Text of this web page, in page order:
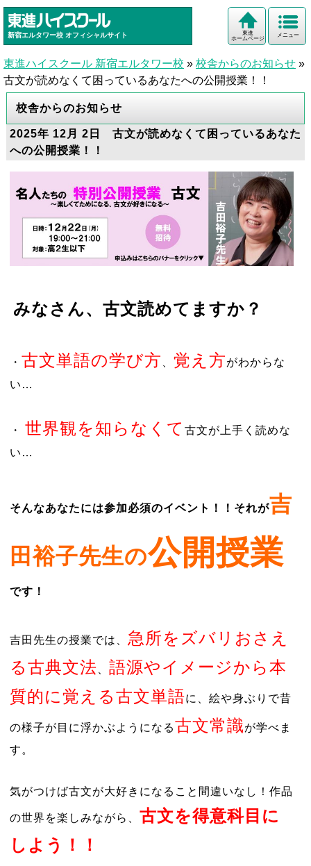
新宿エルタワー校 オフィシャルサイト メニュー
東進
ホームページ
東進ハイスクール 新宿エルタワー校 » 校舎からのお知らせ »
古文が読めなくて困っているあなたへの公開授業！！
校舎からのお知らせ
2025年 12月 2日 古文が読めなくて困っているあなた
への公開授業！！
みなさん、古文読めてますか？
・ 古文単語の学び方 覚え方がわからな
い…
・ 世界観を知らなくて 古文が上手く読めな
い…
そんなあなたには参加必須のイベント！！それが吉
田裕子先生の公開授業
です！
吉田先生の授業では、 急所をズバリおさえ
る古典文法
語源やイメージから本
質的に覚える古文単語に、絵や身ぶりで昔
の様子が目に浮かぶようになる古文常識が学べま
す。
気がつけば古文が大好きになること間違いなし！作品
の世界を楽しみながら、 古文を得意科目に
しよう！！